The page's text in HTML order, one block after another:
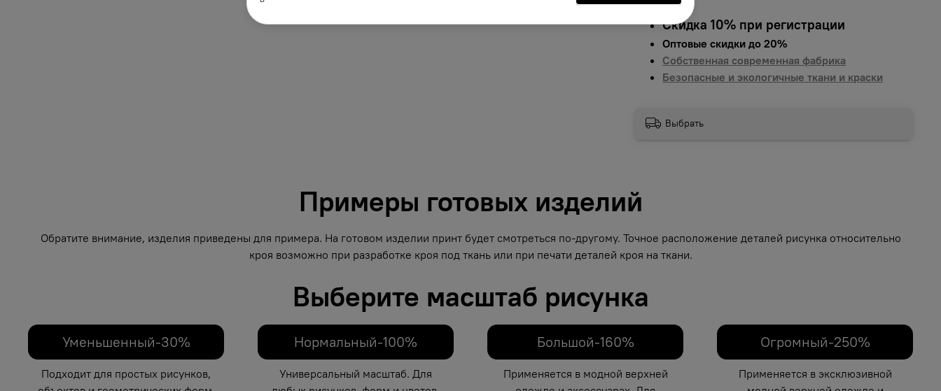
Скидка 10% при регистрации
Оптовые скидки до 20%
Собственная современная фабрика
Безопасные и экологичные ткани и краски
Выбрать
Примеры готовых изделий
Обратите внимание, изделия приведены для примера. На готовом изделии принт будет смотреться по-другому. Точное расположение деталей рисунка относительно
кроя возможно при разработке кроя под ткань или при печати деталей кроя на ткани.
Выберите масштаб рисунка
Уменьшенный-30%
Подходит для простых рисунков,
Нормальный-100%
Универсальный масштаб. Для
Большой-160%
Применяется в модной верхней
Огромный-250%
Применяется в эксклюзивной